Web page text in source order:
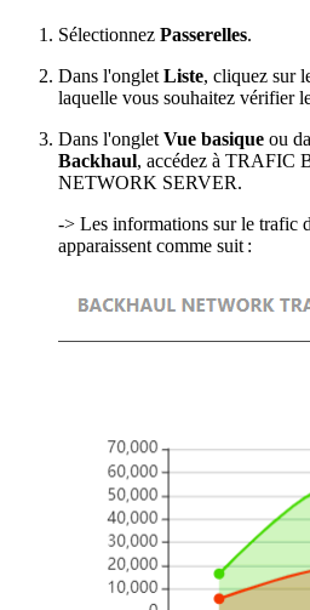
Sélectionnez Passerelles.
Dans l'onglet Liste, cliquez sur
laquelle vous souhaitez vérifier
Dans l'onglet Vue basique ou
Backhaul, accédez à
NETWORK SERVER.
-> Les informations sur le trafic
apparaissent comme suit :